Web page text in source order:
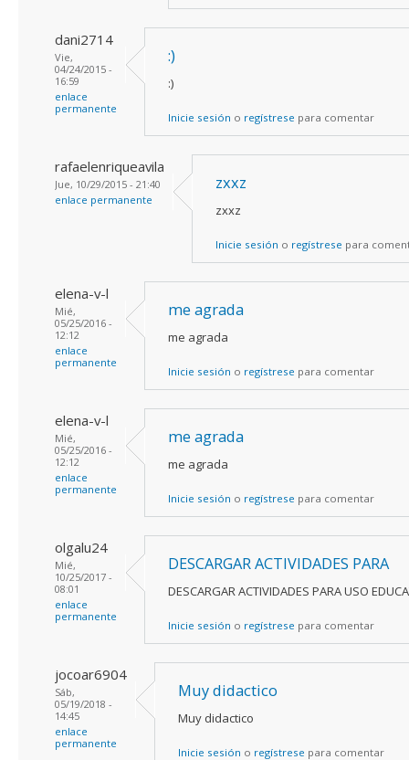
dani2714
Vie,
04/24/2015 -
16:59
enlace
permanente
:)
:)
Inicie sesión o regístrese para comentar
rafaelenriqueavila
Jue, 10/29/2015 - 21:40
enlace permanente
zxxz
zxxz
Inicie sesión o regístrese para
elena-v-l
Mié,
05/25/2016 -
12:12
enlace
permanente
me agrada
me agrada
Inicie sesión o regístrese para comentar
elena-v-l
Mié,
05/25/2016 -
12:12
enlace
permanente
me agrada
me agrada
Inicie sesión o regístrese para comentar
olgalu24
Mié,
10/25/2017 -
08:01
enlace
permanente
DESCARGAR ACTIVIDADES PARA
DESCARGAR ACTIVIDADES PARA USO
Inicie sesión o regístrese para comentar
jocoar6904
Sáb,
05/19/2018 -
14:45
enlace
permanente
Muy didactico
Muy didactico
Inicie sesión o regístrese para comentar